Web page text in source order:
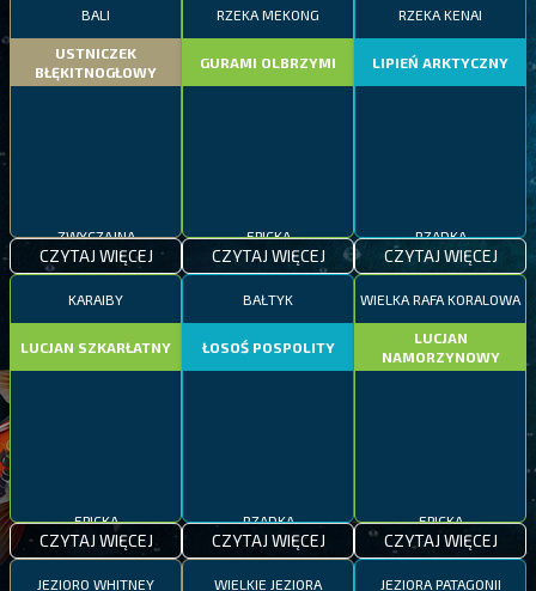
BALI
USTNICZEK
BŁĘKITNOGŁOWY
ZWYCZAJNA
CZYTAJ WIĘCEJ
RZEKA MEKONG
GURAMI OLBRZYMI
EPICKA
CZYTAJ WIĘCEJ
RZEKA KENAI
LIPIEŃ ARKTYCZNY
RZADKA
CZYTAJ WIĘCEJ
KARAIBY
LUCJAN SZKARŁATNY
EPICKA
CZYTAJ WIĘCEJ
BAŁTYK
ŁOSOŚ POSPOLITY
RZADKA
CZYTAJ WIĘCEJ
WIELKA RAFA KORALOWA
LUCJAN
NAMORZYNOWY
EPICKA
CZYTAJ WIĘCEJ
JEZIORO WHITNEY WIELKIE JEZIORA JEZIORA PATAGONII